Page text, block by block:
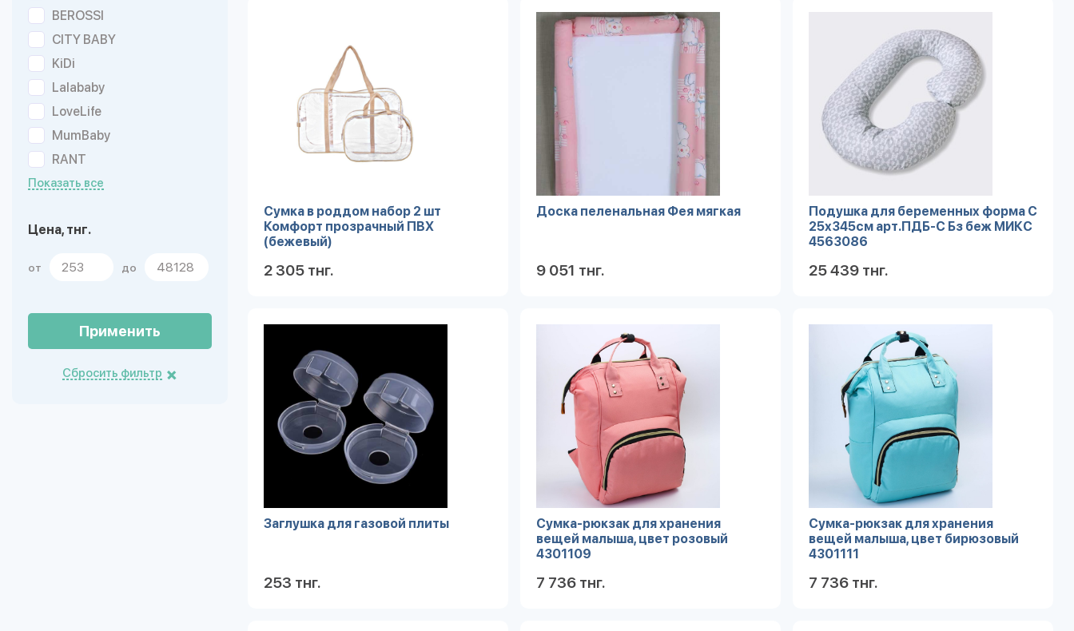
BEROSSI
CITY BABY
KiDi
Lalababy
LoveLife
MumBaby
RANT
Показать все
Цена, тнг.
от до
Применить
Сбросить фильтр
Сумка в роддом набор 2 шт
Комфорт прозрачный ПВХ
(бежевый)
2 305 тнг.
Подробнее
Доска пеленальная Фея мягкая
9 051 тнг.
Подушка для беременных форма С
25х345см арт.ПДБ-С Бз беж МИКС
4563086
25 439 тнг.
Заглушка для газовой плиты
253 тнг.
Сумка-рюкзак для хранения
вещей малыша, цвет розовый
4301109
7 736 тнг.
Сумка-рюкзак для хранения
вещей малыша, цвет бирюзовый
4301111
7 736 тнг.